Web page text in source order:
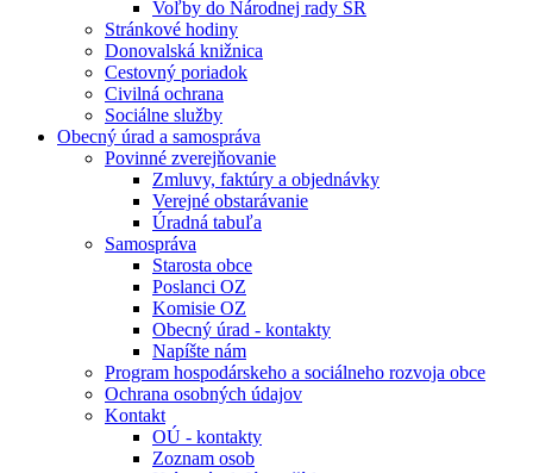
Voľby do Národnej rady SR
Stránkové hodiny
Donovalská knižnica
Cestovný poriadok
Civilná ochrana
Sociálne služby
Obecný úrad a samospráva
Povinné zverejňovanie
Zmluvy, faktúry a objednávky
Verejné obstarávanie
Úradná tabuľa
Samospráva
Starosta obce
Poslanci OZ
Komisie OZ
Obecný úrad - kontakty
Napíšte nám
Program hospodárskeho a sociálneho rozvoja obce
Ochrana osobných údajov
Kontakt
OÚ - kontakty
Zoznam osob